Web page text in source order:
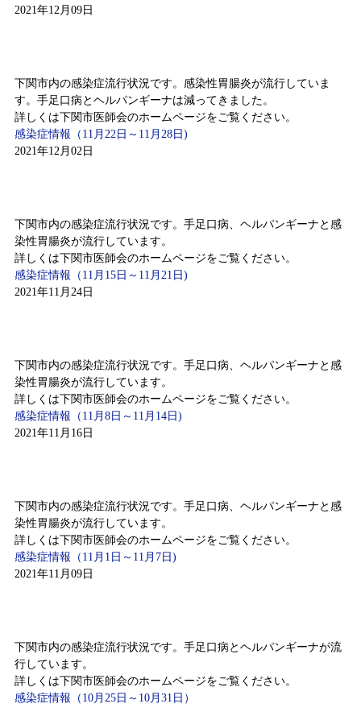
2021年12月09日
下関市内の感染症流行状況です。感染性胃腸炎が流行していま
す。手足口病とヘルパンギーナは減ってきました。
詳しくは下関市医師会のホームページをご覧ください。
感染症情報（11月22日～11月28日)
2021年12月02日
下関市内の感染症流行状況です。手足口病、ヘルパンギーナと感
染性胃腸炎が流行しています。
詳しくは下関市医師会のホームページをご覧ください。
感染症情報（11月15日～11月21日)
2021年11月24日
下関市内の感染症流行状況です。手足口病、ヘルパンギーナと感
染性胃腸炎が流行しています。
詳しくは下関市医師会のホームページをご覧ください。
感染症情報（11月8日～11月14日)
2021年11月16日
下関市内の感染症流行状況です。手足口病、ヘルパンギーナと感
染性胃腸炎が流行しています。
詳しくは下関市医師会のホームページをご覧ください。
感染症情報（11月1日～11月7日)
2021年11月09日
下関市内の感染症流行状況です。手足口病とヘルパンギーナが流
行しています。
詳しくは下関市医師会のホームページをご覧ください。
感染症情報（10月25日～10月31日）